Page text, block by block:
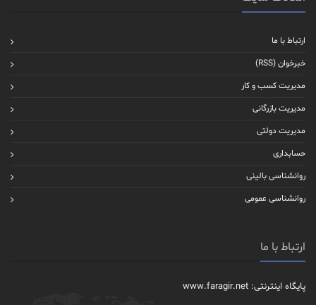
ارتباط با ما
خبرخوان (RSS)
مدیریت کسب و کار
مدیریت بازرگانی
مدیریت دولتی
حسابداری
روانشناسی بالینی
روانشناسی عمومی
ارتباط با ما
پایگاه اینترنتی: www.faragir.net